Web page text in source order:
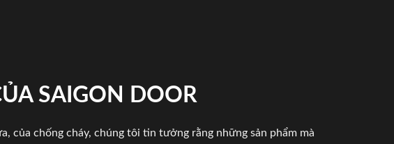
SAIGON DOOR
của chống cháy, chúng tôi tin tưởng rằng những sản phẩm mà